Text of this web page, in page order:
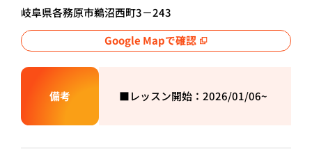
岐阜県各務原市鵜沼西町3－243
Google Mapで確認
備考 ■レッスン開始：2026/01/06~